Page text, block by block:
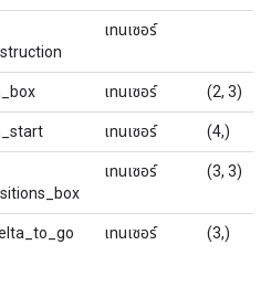
เทนเซอร์
เทนเซอร์ (2, 3)
เทนเซอร์ (4,)
เทนเซอร์ (3, 3)
เทนเซอร์ (3,)